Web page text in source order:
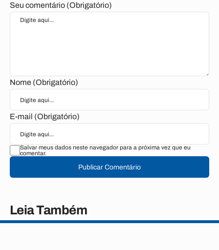
Seu comentário (Obrigatório)
Nome (Obrigatório)
E-mail (Obrigatório)
Salvar meus dados neste navegador para a próxima vez que eu
comentar.
Publicar Comentário
Leia Também